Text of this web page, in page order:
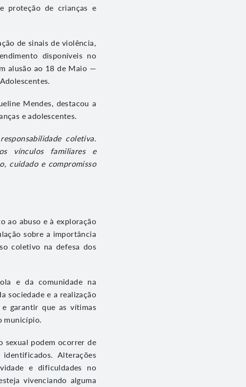
proteção de crianças e
de sinais de violência,
disponíveis no
alusão ao 18 de Maio —
Mendes, destacou a
e adolescentes.
coletiva.
vínculos familiares e
cuidado e compromisso
ao abuso e à exploração
sobre a importância
coletivo na defesa dos
e da comunidade na
sociedade e a realização
garantir que as vítimas
município.
sexual podem ocorrer de
Alterações
e dificuldades no
vivenciando alguma